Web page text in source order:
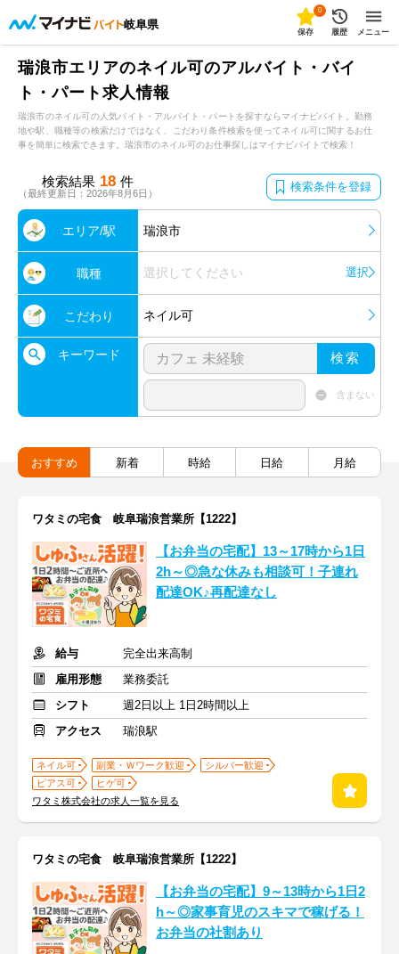
岐阜県
0
保存 履歴 メニュー
瑞浪市エリアのネイル可のアルバイト・バイ
ト・パート求人情報
瑞浪市のネイル可の人気バイト・アルバイト・パートを探すならマイナビバイト。勤務
地や駅、職種等の検索だけではなく、こだわり条件検索を使ってネイル可に関するお仕
事を簡単に検索できます。瑞浪市のネイル可のお仕事探しはマイナビバイトで検索！
検索結果 18 件
（最終更新日：2026年8月6日） 検索条件を登録
エリア/駅 瑞浪市
職種 選択してください 選択
こだわり ネイル可
キーワード 検索
含まない
おすすめ 新着 時給 日給 月給
ワタミの宅食 岐阜瑞浪営業所【1222】
【お弁当の宅配】13～17時から1日
2h～◎急な休みも相談可！子連れ
配達OK♪再配達なし
給与
完全出来高制
雇用形態
業務委託
シフト
週2日以上 1日2時間以上
アクセス
瑞浪駅
ネイル可 副業・Ｗワーク歓迎
シルバー歓迎
ピアス可
ヒゲ可
ワタミ株式会社の求人一覧を見る
ワタミの宅食 岐阜瑞浪営業所【1222】
【お弁当の宅配】9～13時から1日2
h～◎家事育児のスキマで稼げる！
お弁当の社割あり